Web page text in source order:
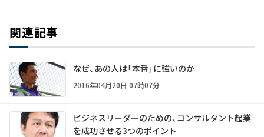
関連記事
なぜ、あの人は「本番」に強いのか
2016年04月20日 07時07分
ビジネスリーダーのための、コンサルタント起業
を成功させる3つのポイント